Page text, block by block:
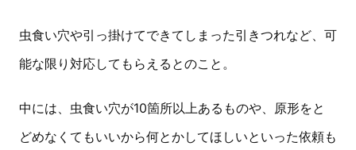
虫食い穴や引っ掛けてできてしまった引きつれなど、可
能な限り対応してもらえるとのこと。
中には、虫食い穴が10箇所以上あるものや、原形をと
どめなくてもいいから何とかしてほしいといった依頼も